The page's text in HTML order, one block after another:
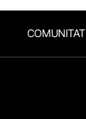
COMUNITAT